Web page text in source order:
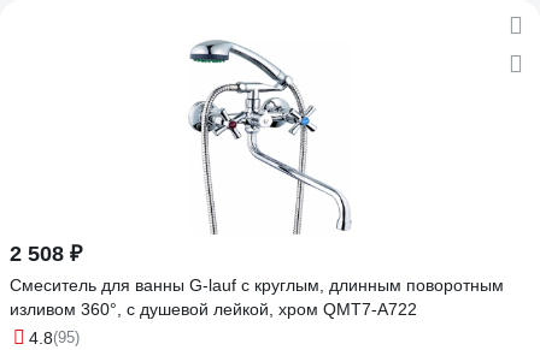
2 508 ₽
Смеситель для ванны G-lauf с круглым, длинным поворотным
изливом 360°, с душевой лейкой, хром QMT7-A722
4.8(95)